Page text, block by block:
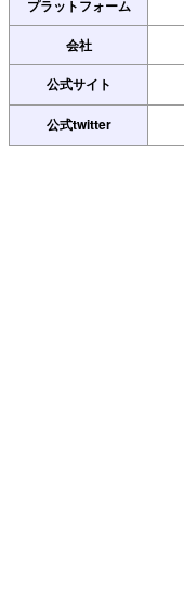
プラットフォーム
会社
公式サイト
公式twitter